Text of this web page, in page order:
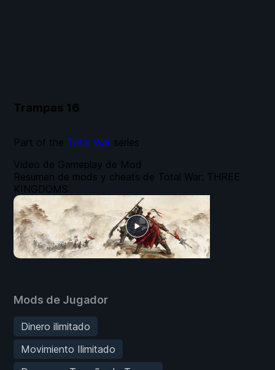
Trampas 16
Mods de Jugador
Dinero ilimitado
Movimiento Ilimitado
Video de Gameplay de Mod
Resumen de mods y cheats de Total War: THREE
KINGDOMS
Part of the Total War series